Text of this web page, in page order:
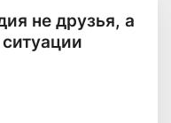
не друзья, а